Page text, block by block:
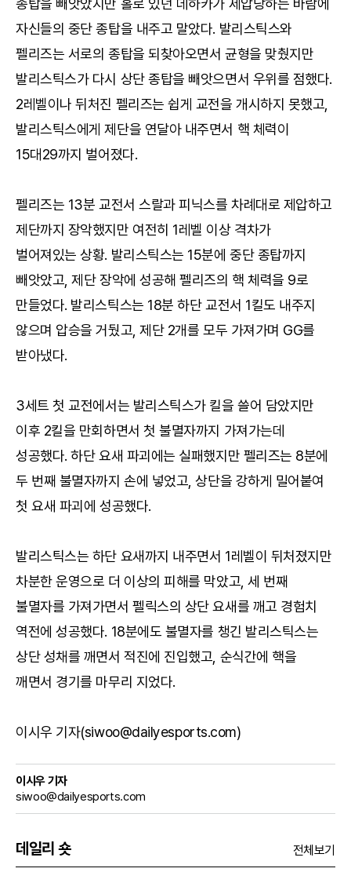
종탑을 빼앗았지만 홀로 있던 데하카가 제압당하는 바람에
자신들의 중단 종탑을 내주고 말았다. 발리스틱스와
펠리즈는 서로의 종탑을 되찾아오면서 균형을 맞췄지만
발리스틱스가 다시 상단 종탑을 빼앗으면서 우위를 점했다.
2레벨이나 뒤처진 펠리즈는 쉽게 교전을 개시하지 못했고,
발리스틱스에게 제단을 연달아 내주면서 핵 체력이
15대29까지 벌어졌다.
펠리즈는 13분 교전서 스랄과 피닉스를 차례대로 제압하고
제단까지 장악했지만 여전히 1레벨 이상 격차가
벌어져있는 상황. 발리스틱스는 15분에 중단 종탑까지
빼앗았고, 제단 장악에 성공해 펠리즈의 핵 체력을 9로
만들었다. 발리스틱스는 18분 하단 교전서 1킬도 내주지
않으며 압승을 거뒀고, 제단 2개를 모두 가져가며 GG를
받아냈다.
3세트 첫 교전에서는 발리스틱스가 킬을 쓸어 담았지만
이후 2킬을 만회하면서 첫 불멸자까지 가져가는데
성공했다. 하단 요새 파괴에는 실패했지만 펠리즈는 8분에
두 번째 불멸자까지 손에 넣었고, 상단을 강하게 밀어붙여
첫 요새 파괴에 성공했다.
발리스틱스는 하단 요새까지 내주면서 1레벨이 뒤처졌지만
차분한 운영으로 더 이상의 피해를 막았고, 세 번째
불멸자를 가져가면서 펠릭스의 상단 요새를 깨고 경험치
역전에 성공했다. 18분에도 불멸자를 챙긴 발리스틱스는
상단 성채를 깨면서 적진에 진입했고, 순식간에 핵을
깨면서 경기를 마무리 지었다.
이시우 기자(siwoo@dailyesports.com)
이시우 기자
siwoo@dailyesports.com
데일리 숏 전체보기